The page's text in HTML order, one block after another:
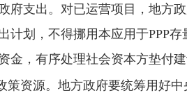
府支出。对已运营项目，地方
计划，不得挪用本应用于PPP
金，有序处理社会资本方垫付
策资源。 地方政府要统筹用好